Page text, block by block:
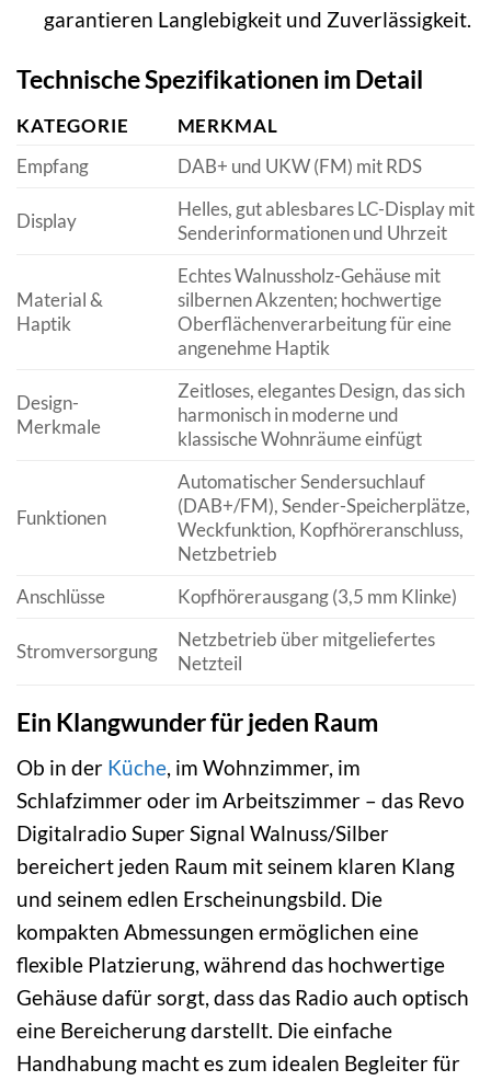
garantieren Langlebigkeit und Zuverlässigkeit.
Technische Spezifikationen im Detail
KATEGORIE
MERKMAL
Empfang
DAB+ und UKW (FM) mit RDS
Display
Helles, gut ablesbares LC-Display mit
Senderinformationen und Uhrzeit
Material &
Haptik
Echtes Walnussholz-Gehäuse mit
silbernen Akzenten; hochwertige
Oberflächenverarbeitung für eine
angenehme Haptik
Design-
Merkmale
Zeitloses, elegantes Design, das sich
harmonisch in moderne und
klassische Wohnräume einfügt
Funktionen
Automatischer Sendersuchlauf
(DAB+/FM), Sender-Speicherplätze,
Weckfunktion, Kopfhöreranschluss,
Netzbetrieb
Anschlüsse
Kopfhörerausgang (3,5 mm Klinke)
Stromversorgung
Netzbetrieb über mitgeliefertes
Netzteil
Ein Klangwunder für jeden Raum
Ob in der Küche, im Wohnzimmer, im
Schlafzimmer oder im Arbeitszimmer – das Revo
Digitalradio Super Signal Walnuss/Silber
bereichert jeden Raum mit seinem klaren Klang
und seinem edlen Erscheinungsbild. Die
kompakten Abmessungen ermöglichen eine
flexible Platzierung, während das hochwertige
Gehäuse dafür sorgt, dass das Radio auch optisch
eine Bereicherung darstellt. Die einfache
Handhabung macht es zum idealen Begleiter für